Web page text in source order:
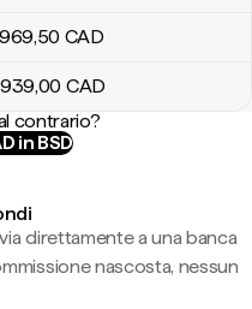
,50 CAD
,00 CAD
contrario?
in BSD
direttamente a una banca
nascosta, nessun